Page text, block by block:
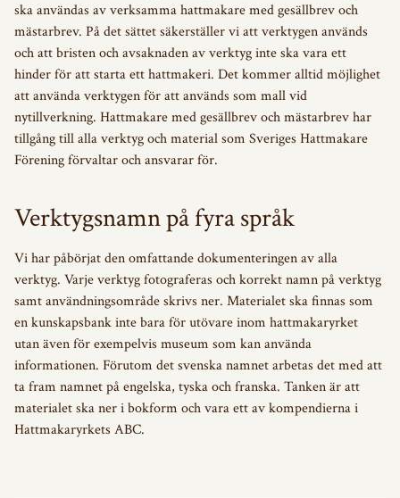
ska användas av verksamma hattmakare med gesällbrev och
mästarbrev. På det sättet säkerställer vi att verktygen används
och att bristen och avsaknaden av verktyg inte ska vara ett
hinder för att starta ett hattmakeri. Det kommer alltid möjlighet
att använda verktygen för att används som mall vid
nytillverkning. Hattmakare med gesällbrev och mästarbrev har
tillgång till alla verktyg och material som Sveriges Hattmakare
Förening förvaltar och ansvarar för.
Verktygsnamn på fyra språk
Vi har påbörjat den omfattande dokumenteringen av alla
verktyg. Varje verktyg fotograferas och korrekt namn på verktyg
samt användningsområde skrivs ner. Materialet ska finnas som
en kunskapsbank inte bara för utövare inom hattmakaryrket
utan även för exempelvis museum som kan använda
informationen. Förutom det svenska namnet arbetas det med att
ta fram namnet på engelska, tyska och franska. Tanken är att
materialet ska ner i bokform och vara ett av kompendierna i
Hattmakaryrkets ABC.